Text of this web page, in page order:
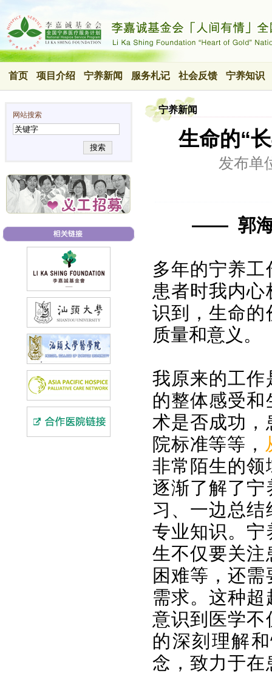
首页 项目介绍 宁养新闻 服务札记 社会反馈 宁养知识
网站搜索
搜索
宁养新闻
生命的“
发布单
—— 郭海
多年的宁养
患者时我内
识到，生命的
质量和意义。
我原来的工作
的整体感受
术是否成功，
院标准等等，
非常陌生的领
逐渐了解了
习、一边总
专业知识。宁
生不仅要关注
困难等，还
需求。这种
意识到医学不
的深刻理解
念，致力于在